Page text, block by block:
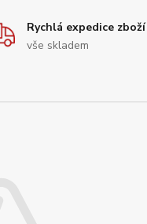
Rychlá expedice zboží
vše skladem